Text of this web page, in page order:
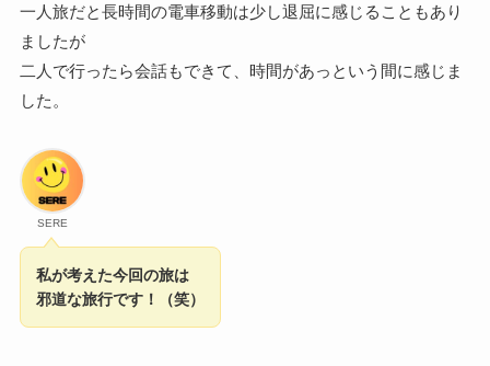
一人旅だと長時間の電車移動は少し退屈に感じることもあり
ましたが
二人で行ったら会話もできて、時間があっという間に感じま
した。
SERE
私が考えた今回の旅は
邪道な旅行です！（笑）